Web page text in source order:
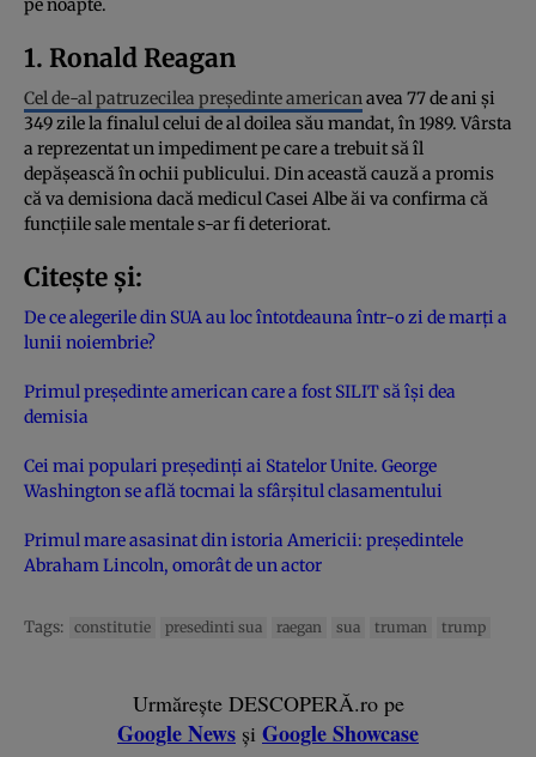
pe noapte.
1. Ronald Reagan
Cel de-al patruzecilea președinte americanavea 77 de ani și
349 zile la finalul celui de al doilea său mandat, în 1989. Vârsta
a reprezentat un impediment pe care a trebuit să îl
depășească în ochii publicului. Din această cauză a promis
că va demisiona dacă medicul Casei Albe ăi va confirma că
funcțiile sale mentale s-ar fi deteriorat.
Citește și:
De ce alegerile din SUA au loc întotdeauna într-o zi de marţi a
lunii noiembrie?
Primul preşedinte american care a fost SILIT să îşi dea
demisia
Cei mai populari preşedinţi ai Statelor Unite. George
Washington se află tocmai la sfârşitul clasamentului
Primul mare asasinat din istoria Americii: preşedintele
Abraham Lincoln, omorât de un actor
Tags: constitutie presedinti sua raegan sua truman trump
Urmărește DESCOPERĂ.ro pe
Google News și Google Showcase